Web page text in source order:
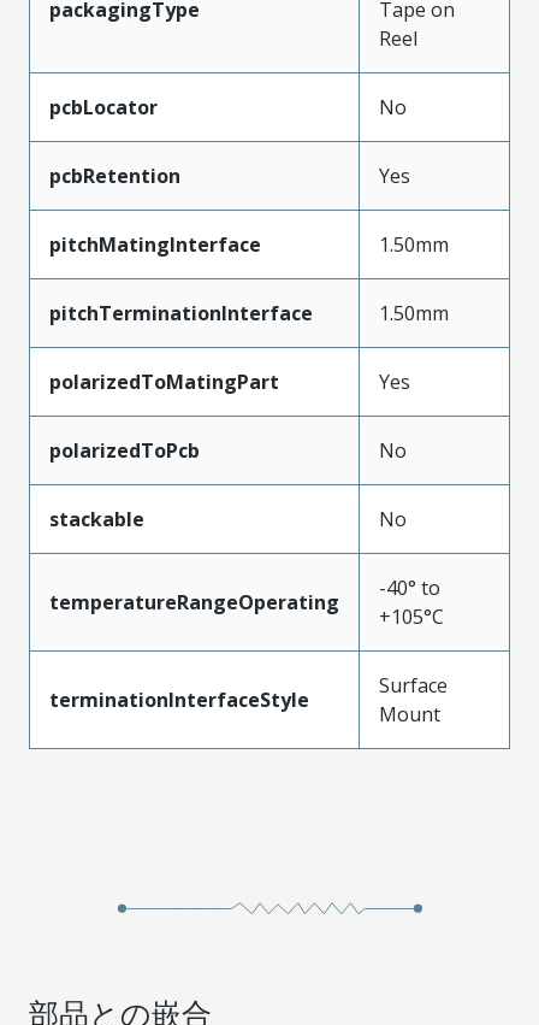
packagingType
Tape on
Reel
pcbLocator No
pcbRetention Yes
pitchMatingInterface 1.50mm
pitchTerminationInterface 1.50mm
polarizedToMatingPart Yes
polarizedToPcb No
stackable No
temperatureRangeOperating
-40° to
+105°C
terminationInterfaceStyle
Surface
Mount
部品との嵌合